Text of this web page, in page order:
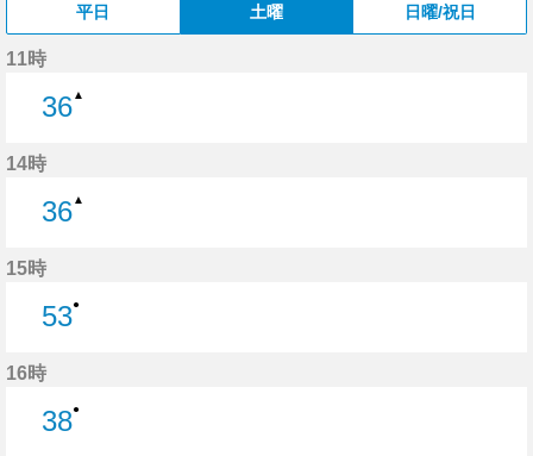
平日 土曜 日曜/祝日
11時
36▲
14時
36▲
15時
53●
16時
38●